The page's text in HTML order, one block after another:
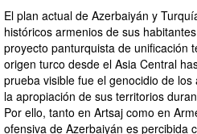
El plan actual de Azerbaiyán y
históricos armenios de sus
proyecto panturquista de unificación
origen turco desde el Asia Central
prueba visible fue el genocidio de
la apropiación de sus territorios
Por ello, tanto en Artsaj como en
ofensiva de Azerbaiyán es percibida